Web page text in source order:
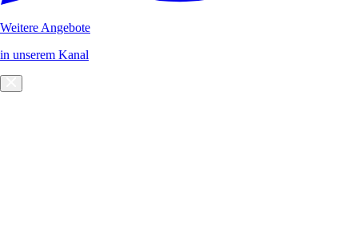
Weitere Angebote
in unserem Kanal